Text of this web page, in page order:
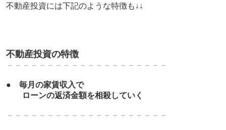
不動産投資には下記のような特徴も↓↓
不動産投資の特徴
－－－－－－－－－－－－－－－－－－－－
● 毎月の家賃収入で
ローンの返済金額を相殺していく
－－－－－－－－－－－－－－－－－－－－